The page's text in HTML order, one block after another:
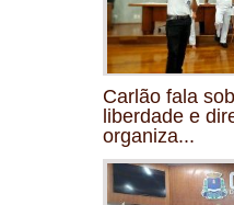
Carlão fala
liberdade e
organiza...